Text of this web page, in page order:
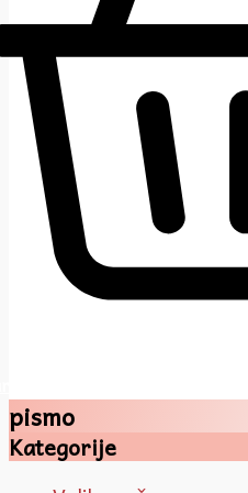
pismo
Kategorije